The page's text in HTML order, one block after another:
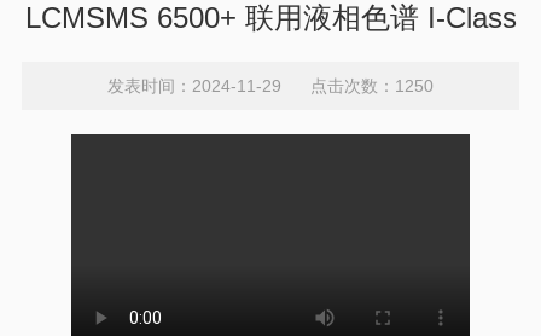
LCMSMS 6500+ 联用液相色谱 I-Class
发表时间：2024-11-29 点击次数：1250